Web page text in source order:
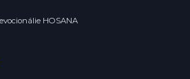
HOSANA